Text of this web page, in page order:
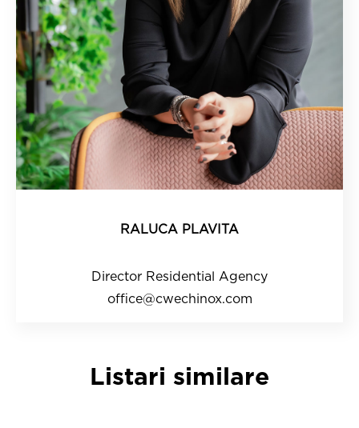
RALUCA PLAVITA
Director Residential Agency
office@cwechinox.com
Listari similare